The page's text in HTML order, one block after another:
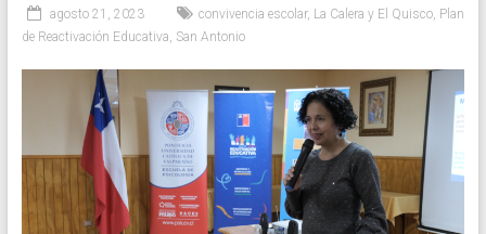
agosto 21, 2023 convivencia escolar, La Calera y El Quisco, Plan
de Reactivación Educativa, San Antonio